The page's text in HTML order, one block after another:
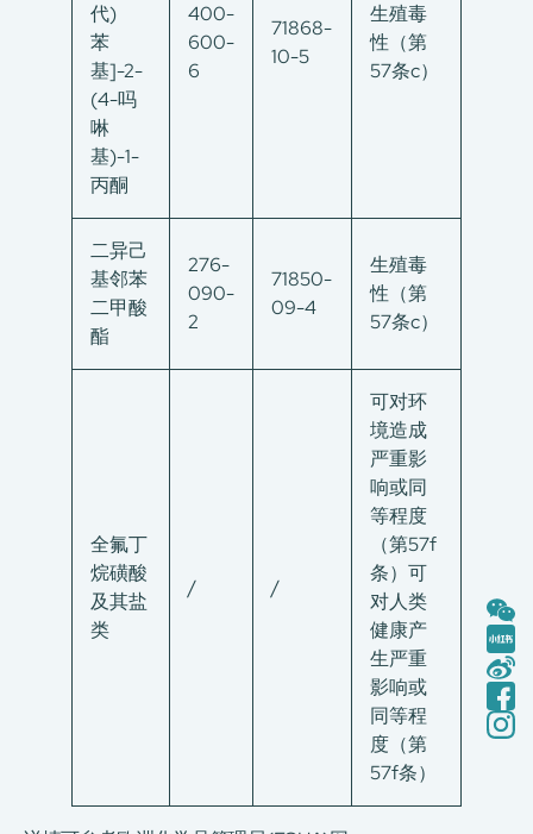
代)
苯
基]-2-
(4-吗
啉
基)-1-
丙酮
400-
600-
6
71868-
10-5
生殖毒
性（第
57条c）
二异己
基邻苯
二甲酸
酯
276-
090-
2
71850-
09-4
生殖毒
性（第
57条c）
全氟丁
烷磺酸
及其盐
类
/ /
可对环
境造成
严重影
响或同
等程度
（第57f
条）可
对人类
健康产
生严重
影响或
同等程
度（第
57f条）